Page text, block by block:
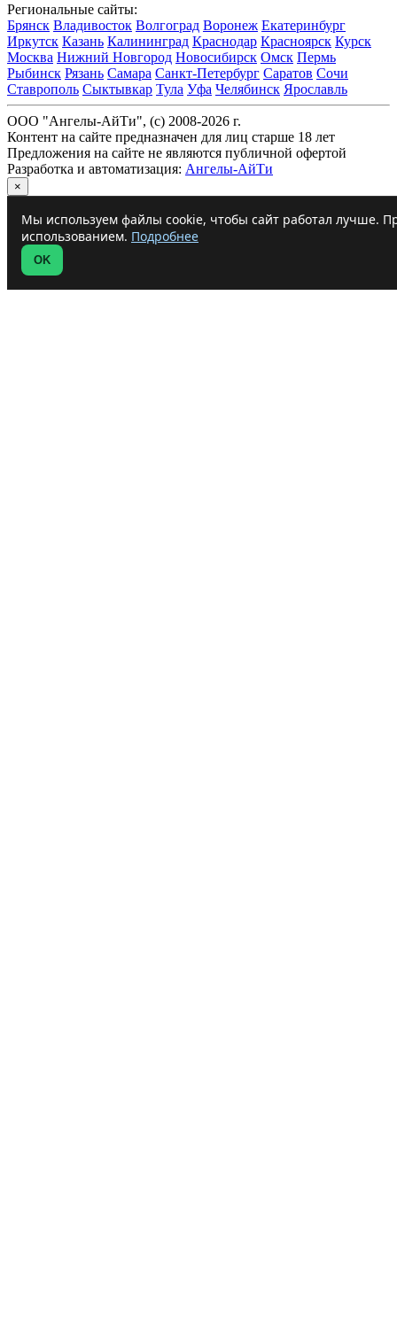
Региональные сайты:
Брянск Владивосток Волгоград Воронеж Екатеринбург
Иркутск Казань Калининград Краснодар Красноярск Курск
Москва Нижний Новгород Новосибирск Омск Пермь
Рыбинск Рязань Самара Санкт-Петербург Саратов Сочи
Ставрополь Сыктывкар Тула Уфа Челябинск Ярославль
ООО "Ангелы-АйТи", (c) 2008-2026 г.
Контент на сайте предназначен для лиц старше 18 лет
Предложения на сайте не являются публичной офертой
Разработка и автоматизация: Ангелы-АйТи
×
Мы используем файлы cookie, чтобы сайт работал лучше.
использованием. Подробнее
OK